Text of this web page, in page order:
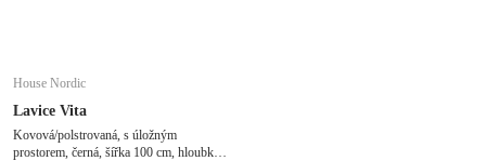
House Nordic
Lavice Vita
Kovová/polstrovaná, s úložným
prostorem, černá, šířka 100 cm, hloubka